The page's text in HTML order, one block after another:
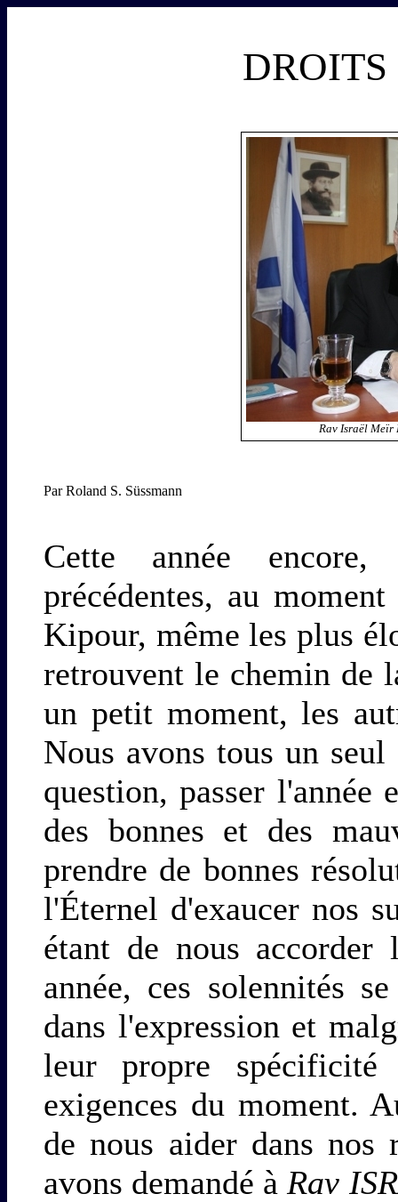
Rav Israël Meïr
Par Roland S. Süssmann
Cette année
précédentes, au
Kipour, même les plus
retrouvent le chemin de
un petit moment, les
Nous avons tous un
question, passer
des bonnes et des
prendre de bonnes
l'Éternel d'exaucer nos
étant de nous
année, ces solennités
dans l'expression et
leur propre
exigences du moment.
de nous aider dans nos
avons demandé à Rav